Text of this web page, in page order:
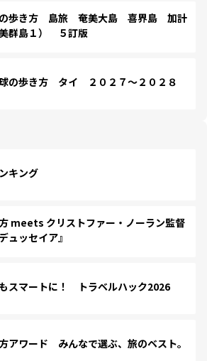
歩き方 島旅 奄美大島 喜界島 加計
群島１） ５訂版
の歩き方 タイ ２０２７～２０２８
キング
meets クリストファー・ノーラン監督
ュッセイア』
スマートに！ トラベルハック2026
アワード みんなで選ぶ、旅のベスト。